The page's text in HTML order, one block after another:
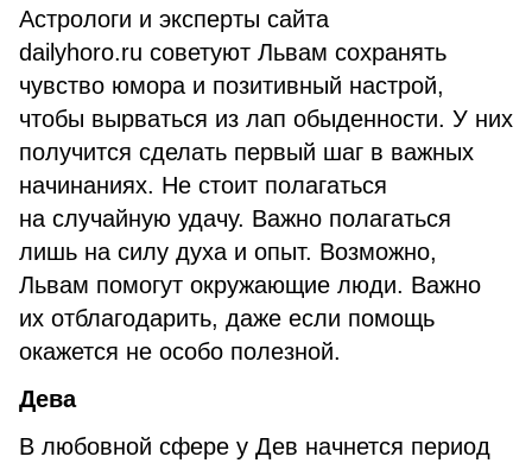
Астрологи и эксперты сайта
dailyhoro.ru советуют Львам сохранять
чувство юмора и позитивный настрой,
чтобы вырваться из лап обыденности. У них
получится сделать первый шаг в важных
начинаниях. Не стоит полагаться
на случайную удачу. Важно полагаться
лишь на силу духа и опыт. Возможно,
Львам помогут окружающие люди. Важно
их отблагодарить, даже если помощь
окажется не особо полезной.
Дева
В любовной сфере у Дев начнется период